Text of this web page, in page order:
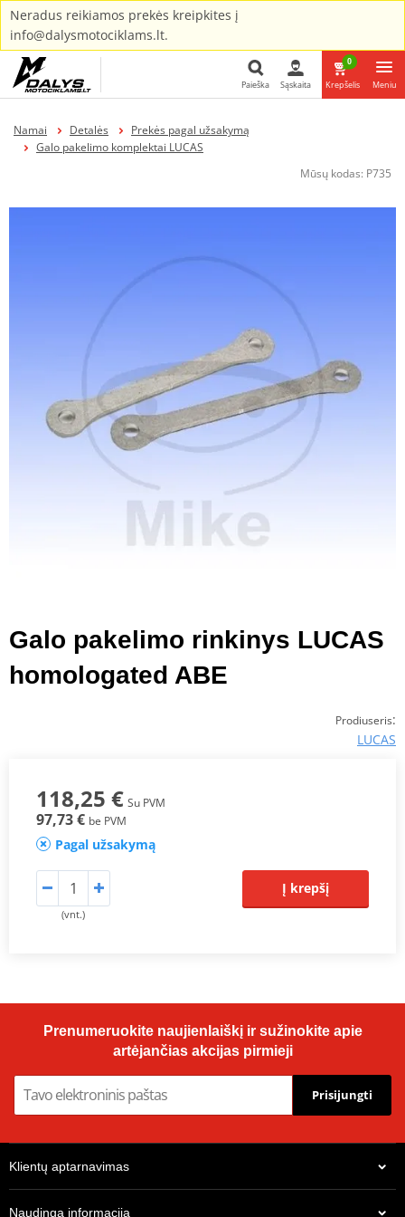
Neradus reikiamos prekės kreipkites į
info@dalysmotociklams.lt.
Paieška Sąskaita
0
Krepšelis Meniu
Namai Detalės
Prekės pagal užsakymą
Galo pakelimo komplektai LUCAS
Mūsų kodas: P735
Galo pakelimo rinkinys LUCAS
homologated ABE
Prodiuseris:
LUCAS
118,25 € Su PVM
97,73 € be PVM
Pagal užsakymą
(vnt.)
Į krepšį
Prenumeruokite naujienlaiškį ir sužinokite apie
artėjančias akcijas pirmieji
Prisijungti
Klientų aptarnavimas
Naudinga informacija